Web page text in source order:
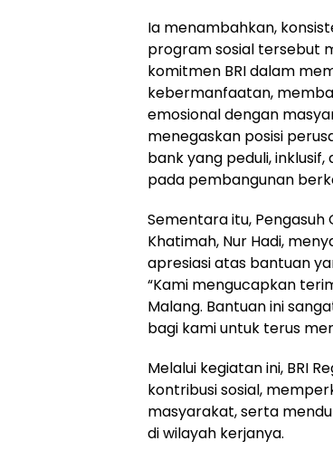
Ia menambahkan,
program sosial tersebut
komitmen BRI dalam
kebermanfaatan,
emosional dengan
menegaskan posisi
bank yang peduli,
pada pembangunan
Sementara itu, Pengasuh
Khatimah, Nur Hadi,
apresiasi atas bantuan
“Kami mengucapkan
Malang. Bantuan ini
bagi kami untuk terus
Melalui kegiatan ini, BRI
kontribusi sosial,
masyarakat, serta
di wilayah kerjanya.